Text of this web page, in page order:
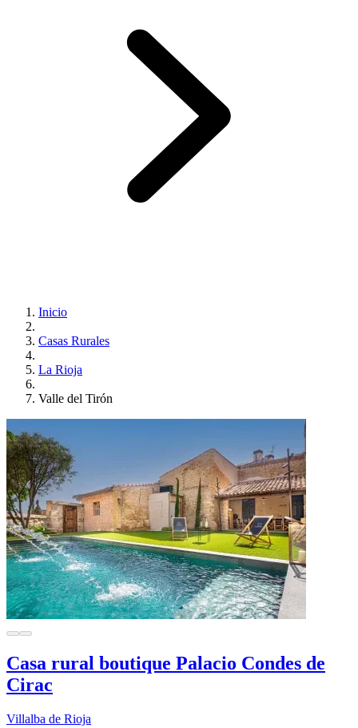
Inicio
Casas Rurales
La Rioja
Valle del Tirón
Casa rural boutique Palacio Condes de
Cirac
Villalba de Rioja